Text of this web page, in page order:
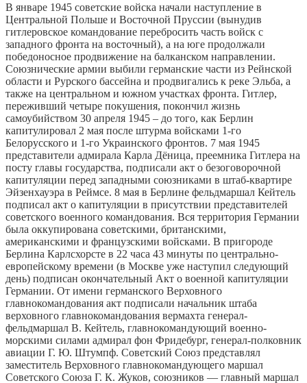
В январе 1945 советские войска начали наступление в
Центральной Польше и Восточной Пруссии (вынудив
гитлеровское командование перебросить часть войск с
западного фронта на восточный), а на юге продолжали
победоносное продвижение на балканском направлении.
Союзнические армии выбили германские части из Рейнской
области и Рурского бассейна и продвигались к реке Эльба, а
также на центральном и южном участках фронта. Гитлер,
переживший четыре покушения, покончил жизнь
самоубийством 30 апреля 1945 – до того, как Берлин
капитулировал 2 мая после штурма войсками 1-го
Белорусского и 1-го Украинского фронтов. 7 мая 1945
представители адмирала Карла Дёница, преемника Гитлера на
посту главы государства, подписали акт о безоговорочной
капитуляции перед западными союзниками в штаб-квартире
Эйзенхауэра в Реймсе. 8 мая в Берлине фельдмаршал Кейтель
подписал акт о капитуляции в присутствии представителей
советского военного командования. Вся территория Германии
была оккупирована советскими, британскими,
американскими и французскими войсками. В пригороде
Берлина Карлсхорсте в 22 часа 43 минуты по центрально-
европейскому времени (в Москве уже наступил следующий
день) подписан окончательный Акт о военной капитуляции
Германии. От имени германского Верховного
главнокомандования акт подписали начальник штаба
верховного главнокомандования вермахта генерал-
фельдмаршал В. Кейтель, главнокомандующий военно-
морскими силами адмирал фон Фридебург, генерал-полковник
авиации Г. Ю. Штумпф. Советский Союз представлял
заместитель Верховного главнокомандующего маршал
Советского Союза Г. К. Жуков, союзников — главный маршал